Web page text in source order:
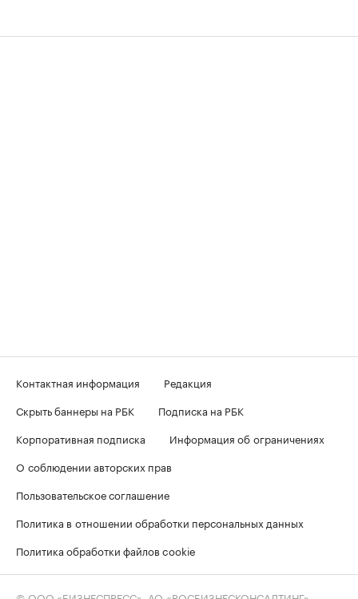
Контактная информация
Редакция
Скрыть баннеры на РБК
Подписка на РБК
Корпоративная подписка
Информация об ограничениях
О соблюдении авторских прав
Пользовательское соглашение
Политика в отношении обработки персональных данных
Политика обработки файлов cookie